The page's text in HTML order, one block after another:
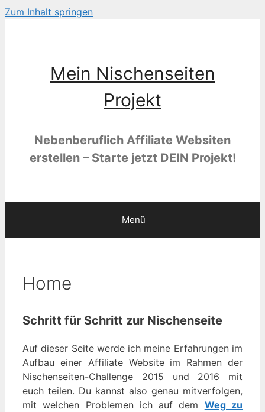
Zum Inhalt springen
Mein Nischenseiten
Projekt
Nebenberuflich Affiliate Websiten
erstellen – Starte jetzt DEIN Projekt!
Menü
Home
Schritt für Schritt zur Nischenseite
Auf dieser Seite werde ich meine Erfahrungen im
Aufbau einer Affiliate Website im Rahmen der
Nischenseiten-Challenge 2015 und 2016 mit
euch teilen. Du kannst also genau mitverfolgen,
mit welchen Problemen ich auf dem Weg zu